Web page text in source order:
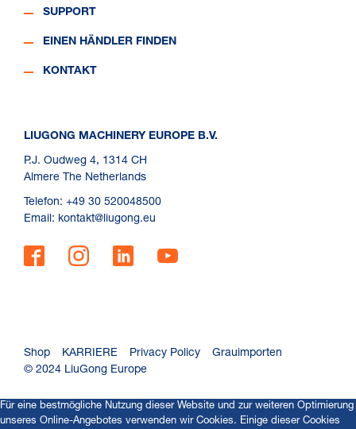
SUPPORT
EINEN HÄNDLER FINDEN
KONTAKT
LIUGONG MACHINERY EUROPE B.V.
P.J. Oudweg 4, 1314 CH
Almere The Netherlands
Telefon: +49 30 520048500
Email: kontakt@liugong.eu
Shop KARRIERE Privacy Policy
Grauimporten
© 2024 LiuGong Europe
Für eine bestmögliche Nutzung dieser Website und zur weiteren Optimierung
unseres Online-Angebotes verwenden wir Cookies. Einige dieser Cookies